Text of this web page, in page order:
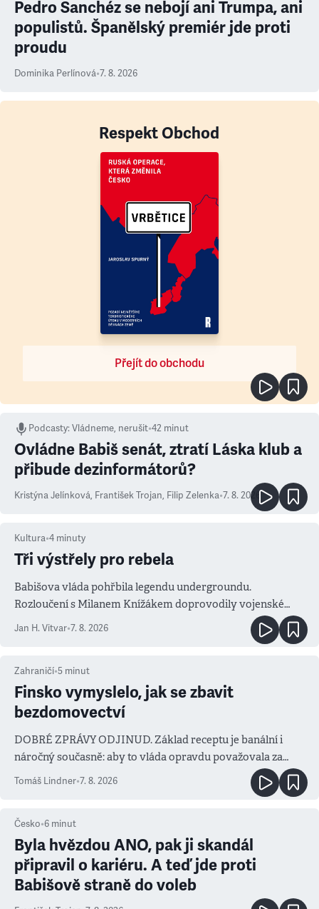
Pedro Sanchéz se nebojí ani Trumpa, ani
populistů. Španělský premiér jde proti
proudu
Dominika Perlínová•7. 8. 2026
Respekt Obchod
Přejít do obchodu
Podcasty:Vládneme, nerušit•42 minut
Ovládne Babiš senát, ztratí Láska klub a
přibude dezinformátorů?
Kristýna Jelínková, František Trojan, Filip Zelenka•7. 8. 2026
Kultura•4 minuty
Tři výstřely pro rebela
Babišova vláda pohřbila legendu undergroundu.
Rozloučení s Milanem Knížákem doprovodily vojenské
salvy i kritika pokrokářů
Jan H. Vitvar•7. 8. 2026
Zahraničí•5 minut
Finsko vymyslelo, jak se zbavit
bezdomovectví
DOBRÉ ZPRÁVY ODJINUD. Základ receptu je banální i
náročný současně: aby to vláda opravdu považovala za
prioritu
Tomáš Lindner•7. 8. 2026
Česko•6 minut
Byla hvězdou ANO, pak ji skandál
připravil o kariéru. A teď jde proti
Babišově straně do voleb